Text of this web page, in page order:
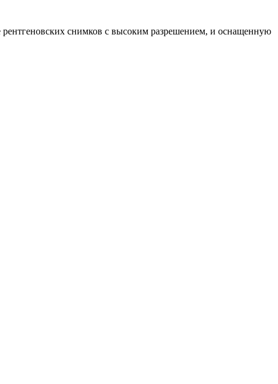
снимков с высоким разрешением, и оснащенную